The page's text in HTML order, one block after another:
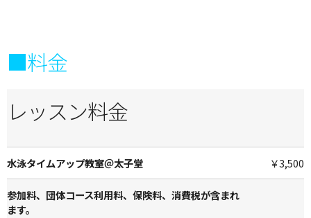
■料金
レッスン料金
水泳タイムアップ教室＠太子堂 ￥3,500
参加料、団体コース利用料、保険料、消費税が含まれ
ます。